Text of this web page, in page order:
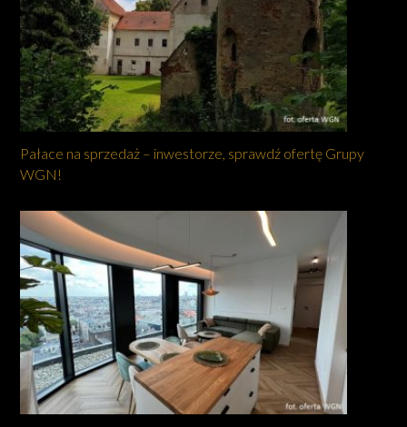
Pałace na sprzedaż – inwestorze, sprawdź ofertę Grupy
WGN!